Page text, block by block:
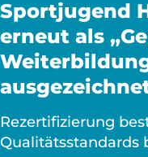
Sportjugend
erneut als
Rezertifizierung
Qualitätsstandards